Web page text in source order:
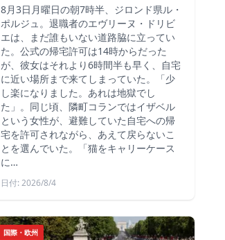
8月3日月曜日の朝7時半、ジロンド県ル・
ポルジュ。退職者のエヴリーヌ・ドリビ
エは、まだ誰もいない道路脇に立ってい
た。公式の帰宅許可は14時からだった
が、彼女はそれより6時間半も早く、自宅
に近い場所まで来てしまっていた。「少
し楽になりました。あれは地獄でし
た」。同じ頃、隣町コランではイザベル
という女性が、避難していた自宅への帰
宅を許可されながら、あえて戻らないこ
とを選んでいた。「猫をキャリーケース
に…
日付: 2026/8/4
国際・欧州